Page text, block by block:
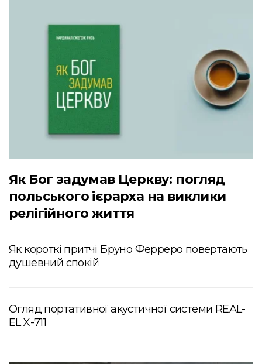
Як Бог задумав Церкву: погляд
польського ієрарха на виклики
релігійного життя
Як короткі притчі Бруно Ферреро повертають
душевний спокій
Огляд портативної акустичної системи REAL-
EL X-711